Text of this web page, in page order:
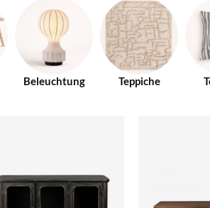
Beleuchtung Teppiche